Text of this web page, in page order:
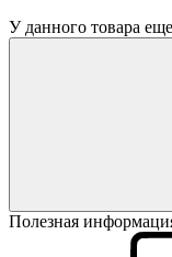
У данного товара
Полезная